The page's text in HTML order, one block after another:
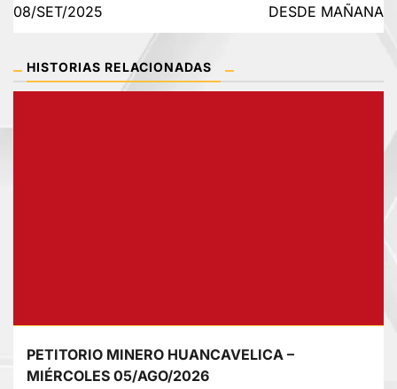
08/SET/2025
DESDE MAÑANA
HISTORIAS RELACIONADAS
PETITORIO MINERO HUANCAVELICA –
MIÉRCOLES 05/AGO/2026